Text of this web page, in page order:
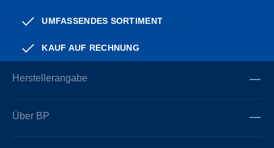
UMFASSENDES SORTIMENT
KAUF AUF RECHNUNG
Herstellerangabe
Über BP